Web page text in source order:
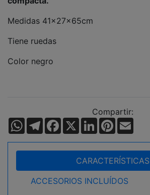
Medidas 41x27x65cm
Tiene ruedas
Color negro
Compartir:
WhatsApp
TelegramFacebook
X LinkedInPinterest
CARACTERÍSTICAS
ACCESORIOS INCLUÍDOS